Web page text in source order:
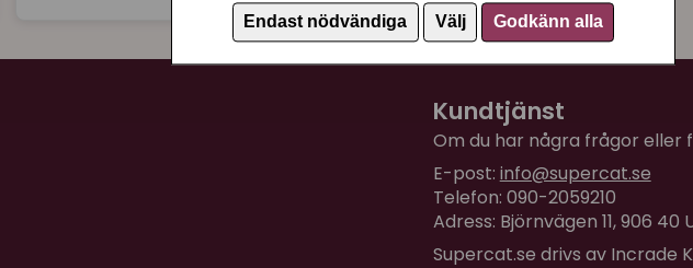
Endast nödvändiga Välj Godkänn alla
Kundtjänst
Om du har några frågor eller
E-post: info@supercat.se
Telefon: 090-2059210
Adress: Björnvägen 11, 906 40
Supercat.se drivs av Incrade